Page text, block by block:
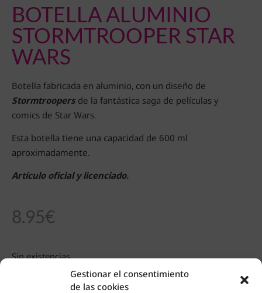
Gestionar el consentimiento
de las cookies
BOTELLA ALUMINIO
STORMTROOPER STAR
WARS
Botella fabricada en aluminio, con un diseño de
Stormtroopersde la fantástica saga de películas y
comics de Star Wars.
Esta botella tiene una capacidad de 600 ml
aproximadamente.
Artículo oficial y licenciado.
8.95€
Sin existencias